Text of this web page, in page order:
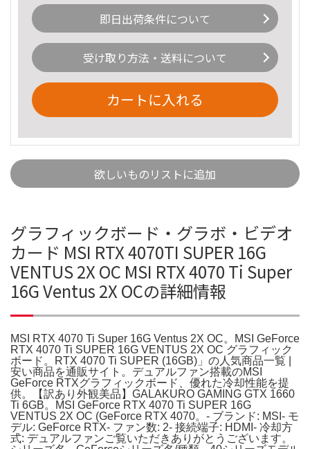
即日出荷条件について
受け取り方法・送料について
カートに入れる
欲しいものリストに追加
グラフィックボード・グラボ・ビデオ
カード MSI RTX 4070TI SUPER 16G
VENTUS 2X OC MSI RTX 4070 Ti Super
16G Ventus 2X OCの詳細情報
MSI RTX 4070 Ti Super 16G Ventus 2X OC。MSI GeForce
RTX 4070 Ti SUPER 16G VENTUS 2X OC グラフィック
ボード。RTX 4070 Ti SUPER (16GB)」の人気商品一覧 |
安い商品を通販サイト。デュアルファン搭載のMSI
GeForce RTXグラフィックボード、優れた冷却性能を提
供。【訳あり外観美品】GALAKURO GAMING GTX 1660
Ti 6GB。MSI GeForce RTX 4070 Ti SUPER 16G
VENTUS 2X OC (GeForce RTX 4070。- ブランド: MSI- モ
デル: GeForce RTX- ファン数: 2- 接続端子: HDMI- 冷却方
式: デュアルファンご覧いただきありがとうございます。